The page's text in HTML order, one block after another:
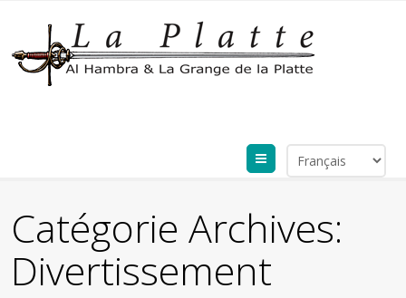
Menu
Catégorie Archives:
Divertissement